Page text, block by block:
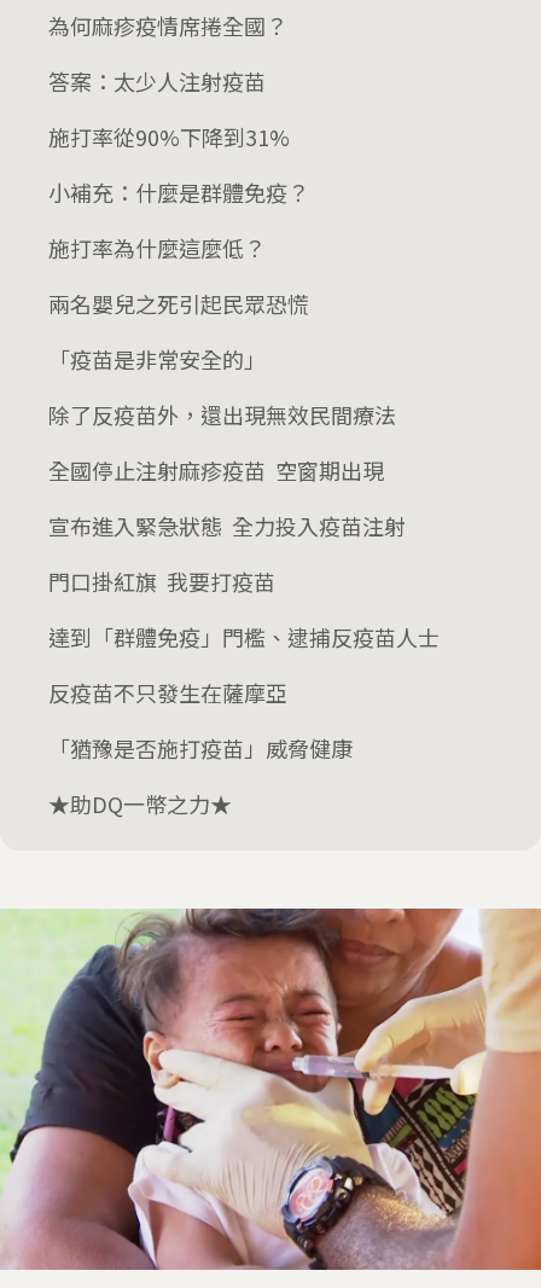
為何麻疹疫情席捲全國？
答案：太少人注射疫苗
施打率從90%下降到31%
小補充：什麼是群體免疫？
施打率為什麼這麼低？
兩名嬰兒之死引起民眾恐慌
「疫苗是非常安全的」
除了反疫苗外，還出現無效民間療法
全國停止注射麻疹疫苗 空窗期出現
宣布進入緊急狀態 全力投入疫苗注射
門口掛紅旗 我要打疫苗
達到「群體免疫」門檻、逮捕反疫苗人士
反疫苗不只發生在薩摩亞
「猶豫是否施打疫苗」威脅健康
★助DQ一幣之力★